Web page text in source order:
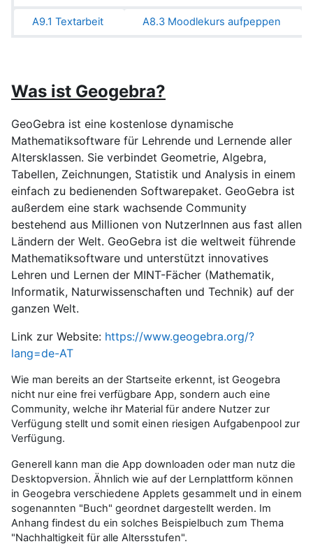
A9.1 Textarbeit A8.3 Moodlekurs aufpeppen
Was ist Geogebra?
GeoGebra ist eine kostenlose dynamische
Mathematiksoftware für Lehrende und Lernende aller
Altersklassen. Sie verbindet Geometrie, Algebra,
Tabellen, Zeichnungen, Statistik und Analysis in einem
einfach zu bedienenden Softwarepaket. GeoGebra ist
außerdem eine stark wachsende Community
bestehend aus Millionen von NutzerInnen aus fast allen
Ländern der Welt. GeoGebra ist die weltweit führende
Mathematiksoftware und unterstützt innovatives
Lehren und Lernen der MINT-Fächer (Mathematik,
Informatik, Naturwissenschaften und Technik) auf der
ganzen Welt.
Link zur Website: https://www.geogebra.org/?
lang=de-AT
Wie man bereits an der Startseite erkennt, ist Geogebra
nicht nur eine frei verfügbare App, sondern auch eine
Community, welche ihr Material für andere Nutzer zur
Verfügung stellt und somit einen riesigen Aufgabenpool zur
Verfügung.
Generell kann man die App downloaden oder man nutz die
Desktopversion. Ähnlich wie auf der Lernplattform können
in Geogebra verschiedene Applets gesammelt und in einem
sogenannten "Buch" geordnet dargestellt werden. Im
Anhang findest du ein solches Beispielbuch zum Thema
"Nachhaltigkeit für alle Altersstufen".